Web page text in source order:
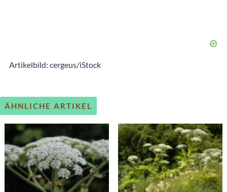
Artikelbild: cergeus/iStock
ÄHNLICHE ARTIKEL